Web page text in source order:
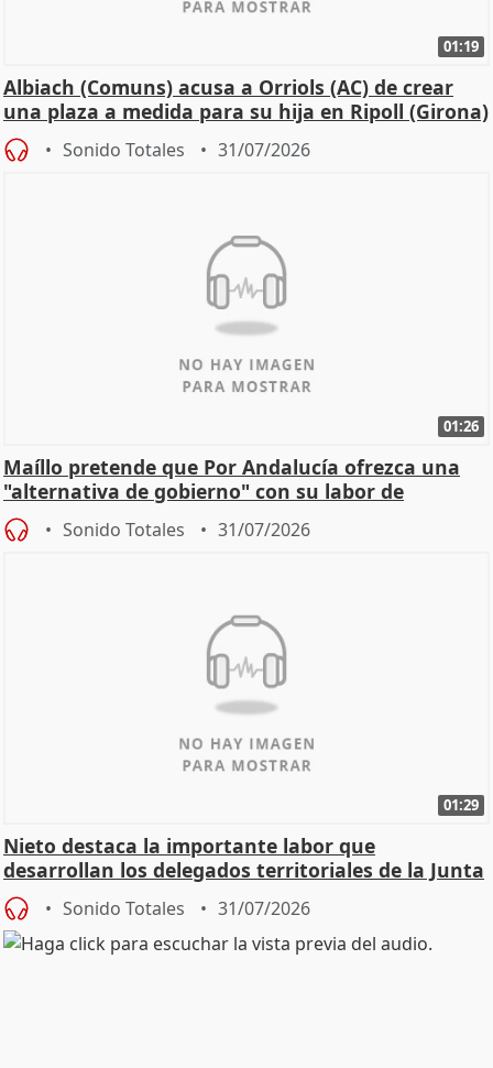
01:19
Albiach (Comuns) acusa a Orriols (AC) de crear
una plaza a medida para su hija en Ripoll (Girona)
Sonido Totales 31/07/2026
01:26
Maíllo pretende que Por Andalucía ofrezca una
"alternativa de gobierno" con su labor de
oposición
Sonido Totales 31/07/2026
01:29
Nieto destaca la importante labor que
desarrollan los delegados territoriales de la Junta
Sonido Totales 31/07/2026